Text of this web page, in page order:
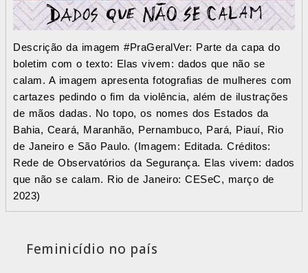
Descrição da imagem #PraGeralVer: Parte da capa do
boletim com o texto: Elas vivem: dados que não se
calam. A imagem apresenta fotografias de mulheres com
cartazes pedindo o fim da violência, além de ilustrações
de mãos dadas. No topo, os nomes dos Estados da
Bahia, Ceará, Maranhão, Pernambuco, Pará, Piauí, Rio
de Janeiro e São Paulo. (Imagem: Editada. Créditos:
Rede de Observatórios da Segurança. Elas vivem: dados
que não se calam. Rio de Janeiro: CESeC, março de
2023)
Feminicídio no país